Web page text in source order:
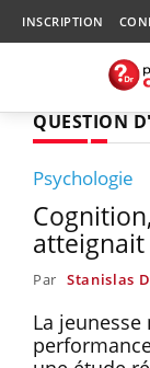
INSCRIPTION
QUESTION
Psychologie
atteignait
Par Stanislas
La